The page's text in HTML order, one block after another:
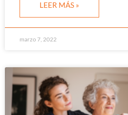
LEER MÁS »
marzo 7, 2022